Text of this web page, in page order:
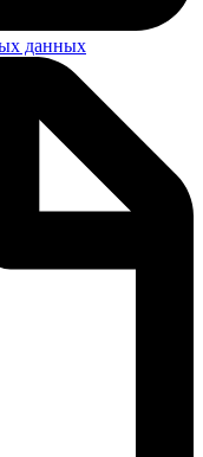
данных